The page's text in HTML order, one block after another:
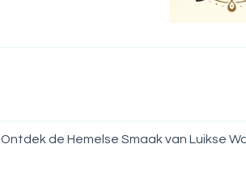
Ontdek de Hemelse Smaak van Luikse